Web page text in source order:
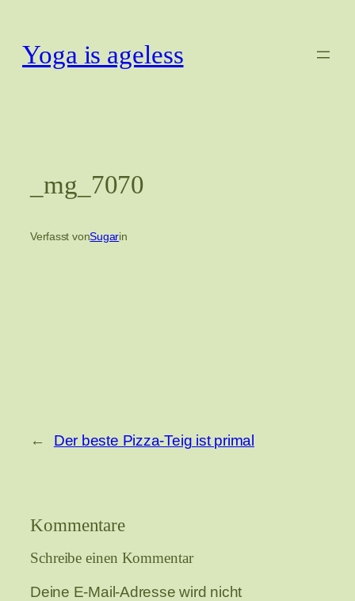
springen
Yoga is ageless
_mg_7070
Verfasst vonSugarin
← Der beste Pizza-Teig ist primal
Kommentare
Schreibe einen Kommentar
Deine E-Mail-Adresse wird nicht